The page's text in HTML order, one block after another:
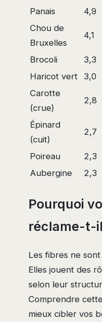
Panais
4,9
Chou de
Bruxelles
4,1
Brocoli 3,3
Haricot vert
3,0
Carotte
(crue)
2,8
Épinard
(cuit)
2,7
Poireau 2,3
Aubergine
2,3
Pourquoi
réclame-t-
Les fibres ne
Elles jouent des
selon leur
Comprendre
mieux cibler vos